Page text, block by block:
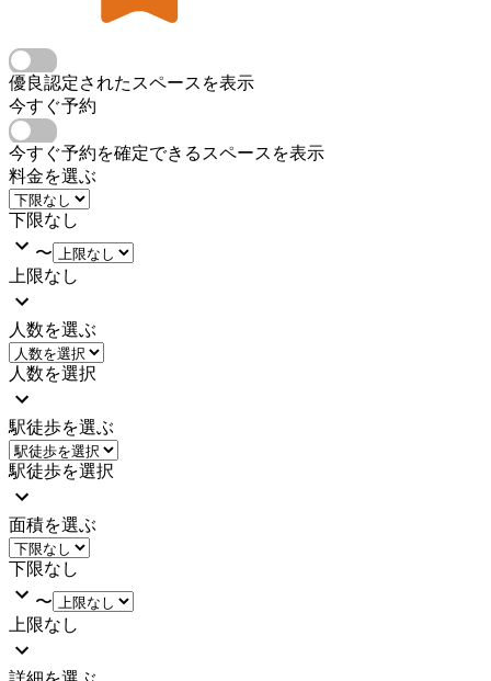
優良認定されたスペースを表示
今すぐ予約
今すぐ予約を確定できるスペースを表示
料金を選ぶ
下限なし
〜
上限なし
人数を選ぶ
人数を選択
駅徒歩を選ぶ
駅徒歩を選択
面積を選ぶ
下限なし
〜
上限なし